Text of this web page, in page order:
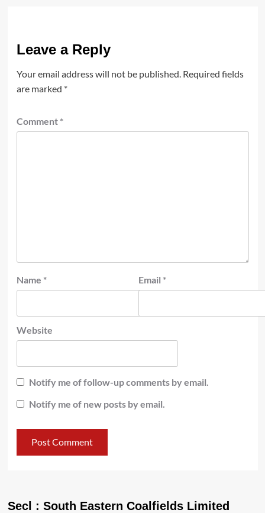
Leave a Reply
Your email address will not be published. Required fields
are marked *
Comment *
Name * Email *
Website
Notify me of follow-up comments by email.
Notify me of new posts by email.
Secl : South Eastern Coalfields Limited